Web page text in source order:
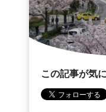
この記事が気